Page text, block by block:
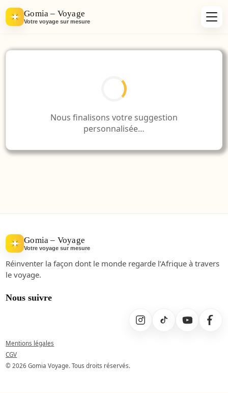
Gomia – Voyage
Votre voyage sur mesure
Nous finalisons votre suggestion
personnalisée…
Gomia – Voyage
Votre voyage sur mesure
Réinventer la façon dont le monde regarde l’Afrique à travers
le voyage.
Nous suivre
Mentions légales
CGV
© 2026 Gomia Voyage. Tous droits réservés.